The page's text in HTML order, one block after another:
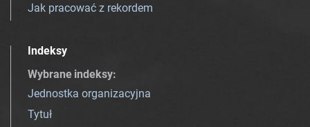
Jak pracować z rekordem
Indeksy
Wybrane indeksy:
Jednostka organizacyjna
Tytuł